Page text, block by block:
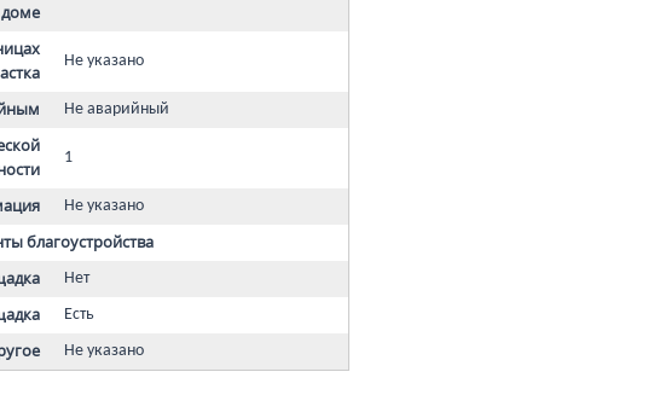
доме
Не указано
Не аварийный
1
Не указано
благоустройства
Нет
Есть
Не указано